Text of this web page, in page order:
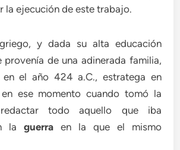
la ejecución de este trabajo.
y dada su alta educación
provenía de una adinerada familia,
en el año 424 a.C., estratega en
ese momento cuando tomó la
todo aquello que iba
laguerra en la que el mismo